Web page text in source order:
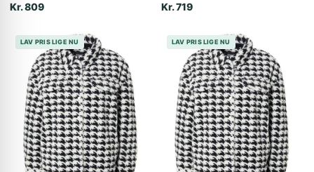
Kr. 809 Kr. 719
LAV PRIS LIGE NU LAV PRIS LIGE NU